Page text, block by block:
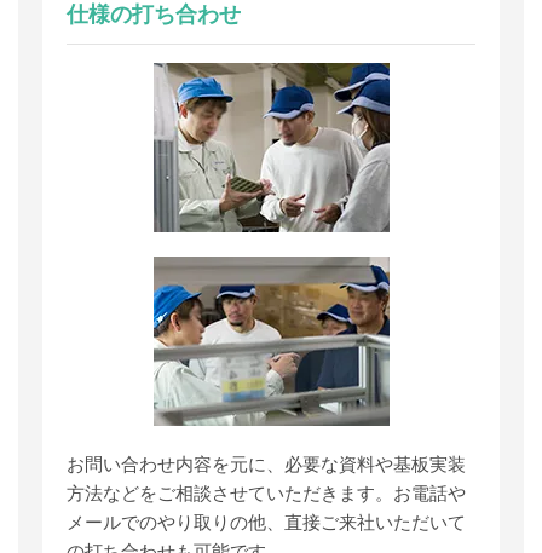
仕様の打ち合わせ
お問い合わせ内容を元に、必要な資料や基板実装
方法などをご相談させていただきます。お電話や
メールでのやり取りの他、直接ご来社いただいて